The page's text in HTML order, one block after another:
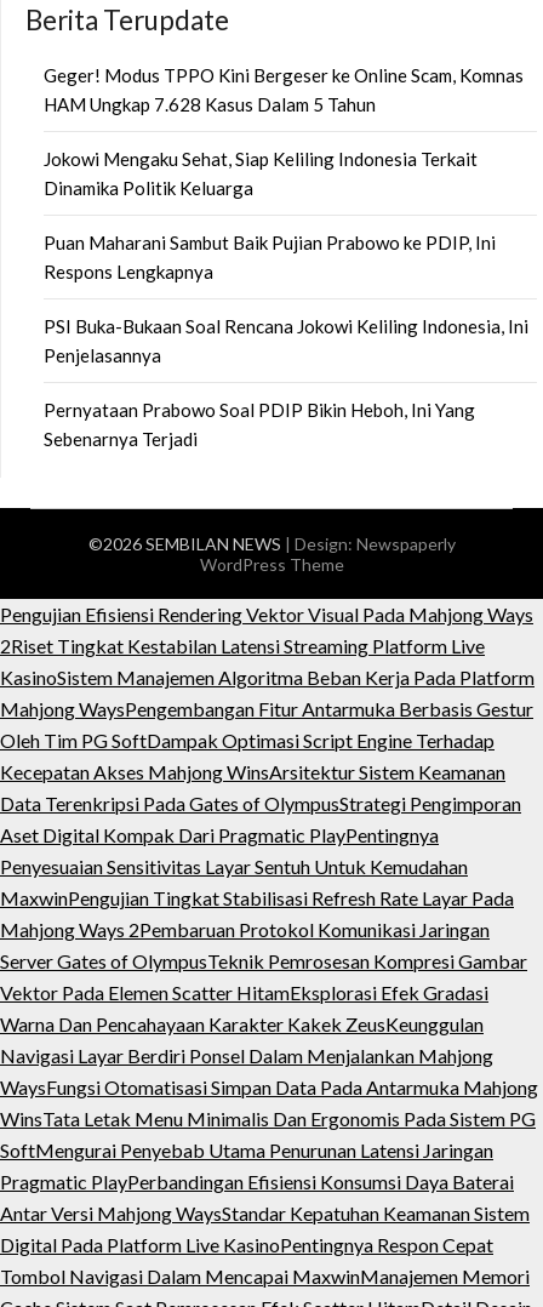
Berita Terupdate
Geger! Modus TPPO Kini Bergeser ke Online Scam, Komnas
HAM Ungkap 7.628 Kasus Dalam 5 Tahun
Jokowi Mengaku Sehat, Siap Keliling Indonesia Terkait
Dinamika Politik Keluarga
Puan Maharani Sambut Baik Pujian Prabowo ke PDIP, Ini
Respons Lengkapnya
PSI Buka-Bukaan Soal Rencana Jokowi Keliling Indonesia, Ini
Penjelasannya
Pernyataan Prabowo Soal PDIP Bikin Heboh, Ini Yang
Sebenarnya Terjadi
©2026 SEMBILAN NEWS | Design: Newspaperly
WordPress Theme
Pengujian Efisiensi Rendering Vektor Visual Pada Mahjong Ways
2Riset Tingkat Kestabilan Latensi Streaming Platform Live
KasinoSistem Manajemen Algoritma Beban Kerja Pada Platform
Mahjong WaysPengembangan Fitur Antarmuka Berbasis Gestur
Oleh Tim PG SoftDampak Optimasi Script Engine Terhadap
Kecepatan Akses Mahjong WinsArsitektur Sistem Keamanan
Data Terenkripsi Pada Gates of OlympusStrategi Pengimporan
Aset Digital Kompak Dari Pragmatic PlayPentingnya
Penyesuaian Sensitivitas Layar Sentuh Untuk Kemudahan
MaxwinPengujian Tingkat Stabilisasi Refresh Rate Layar Pada
Mahjong Ways 2Pembaruan Protokol Komunikasi Jaringan
Server Gates of OlympusTeknik Pemrosesan Kompresi Gambar
Vektor Pada Elemen Scatter HitamEksplorasi Efek Gradasi
Warna Dan Pencahayaan Karakter Kakek ZeusKeunggulan
Navigasi Layar Berdiri Ponsel Dalam Menjalankan Mahjong
WaysFungsi Otomatisasi Simpan Data Pada Antarmuka Mahjong
WinsTata Letak Menu Minimalis Dan Ergonomis Pada Sistem PG
SoftMengurai Penyebab Utama Penurunan Latensi Jaringan
Pragmatic PlayPerbandingan Efisiensi Konsumsi Daya Baterai
Antar Versi Mahjong WaysStandar Kepatuhan Keamanan Sistem
Digital Pada Platform Live KasinoPentingnya Respon Cepat
Tombol Navigasi Dalam Mencapai MaxwinManajemen Memori